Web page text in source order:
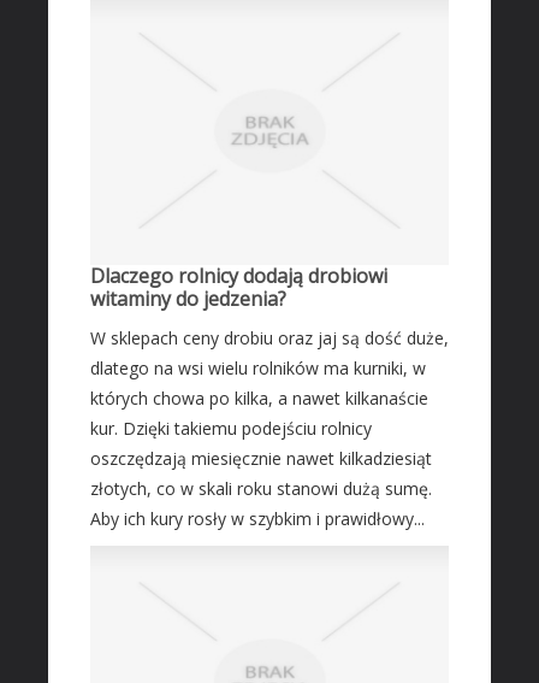
Dlaczego rolnicy dodają drobiowi
witaminy do jedzenia?
W sklepach ceny drobiu oraz jaj są dość duże,
dlatego na wsi wielu rolników ma kurniki, w
których chowa po kilka, a nawet kilkanaście
kur. Dzięki takiemu podejściu rolnicy
oszczędzają miesięcznie nawet kilkadziesiąt
złotych, co w skali roku stanowi dużą sumę.
Aby ich kury rosły w szybkim i prawidłowy...